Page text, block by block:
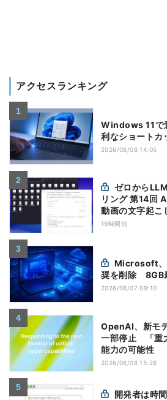
アクセスランキング
Windows 11で
利なショートカ
2026/08/08 14:05
リング 第14回
動画の文字起こ
19時間前
奨を削除 8GB
2026/08/07 09:10
OpenAI、新モ
一部停止 「重
能力の可能性
2026/08/08 15:28